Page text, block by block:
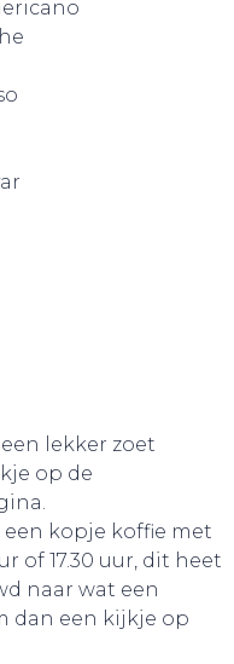
lekker zoet
op de
kopje koffie met
of 17.30 uur, dit heet
naar wat een
dan een kijkje op